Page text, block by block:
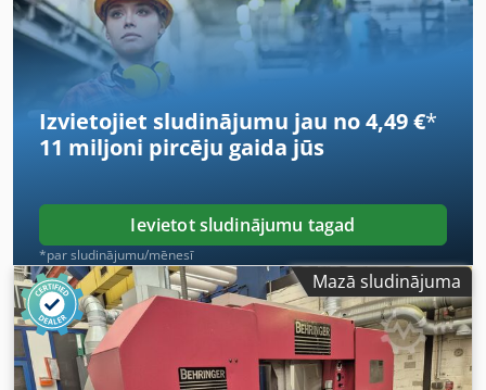
jauda: 2,6 kW Materiāla atbalsta augstums: 900 mm
Nepieciešamā platība: apmēram 1335 x 865 x 2175 m
Mašīnas svars: apmēram 430 kg
Izvietojiet sludinājumu jau no 4,49 €*
11 miljoni pircēju gaida jūs
Ievietot sludinājumu tagad
*par sludinājumu/mēnesī
Mazā sludinājuma